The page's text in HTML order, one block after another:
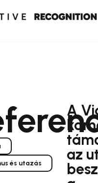
és utazás
A
az